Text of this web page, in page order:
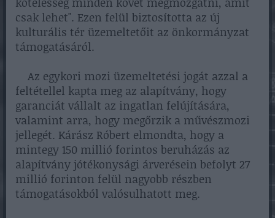
csak lehet". Ezen felül biztosította az új
kulturális tér üzemeltetőit az önkormányzat
támogatásáról.
Az egykori mozi üzemeltetési jogát azzal a
feltétellel kapta meg az alapítvány, hogy
garanciát vállalt az ingatlan felújítására,
valamint arra, hogy megőrzik a művészmozi
jellegét. Kárász Róbert elmondta, hogy a
mintegy 150 millió forintos beruházás az
alapítvány jótékonysági árverésein befolyt 27
millió forinton felül nagyobb részben
támogatásokból valósulhatott meg.